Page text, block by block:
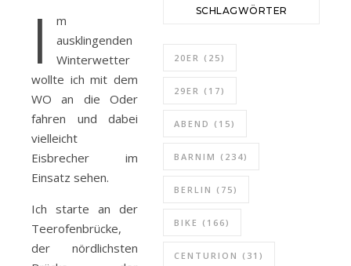
…
I
m
ausklingenden
Winterwetter
wollte ich mit dem
WO an die Oder
fahren und dabei
vielleicht
Eisbrecher im
Einsatz sehen.
Ich starte an der
Teerofenbrücke,
der nördlichsten
SCHLAGWÖRTER
20ER (25)
29ER (17)
ABEND (15)
BARNIM (234)
BERLIN (75)
BIKE (166)
CENTURION (31)